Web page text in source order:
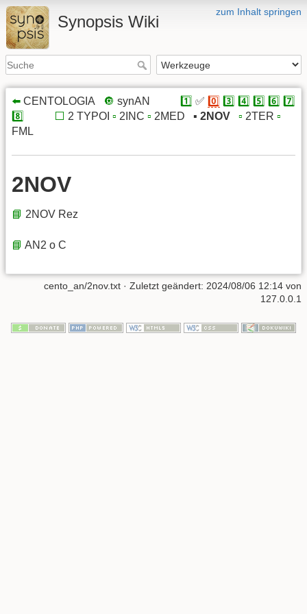
zum Inhalt springen
Synopsis Wiki
⬅️ CENTOLOGIA 🔘 synAN 1️⃣ ✅ 0️⃣ 3️⃣ 4️⃣ 5️⃣ 6️⃣ 7️⃣
8️⃣
⬜️ 2 TYPOI ▫️ 2INC ▫️ 2MED ▪️ 2NOV ▫️ 2TER ▫️
FML
2NOV
📘 2NOV Rez
📘 AN2 o C
cento_an/2nov.txt · Zuletzt geändert: 2024/08/06 12:14 von
127.0.0.1